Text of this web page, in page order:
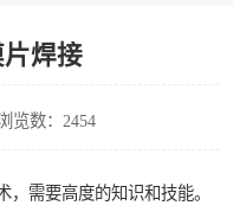
焊接
览数：2454
需要高度的知识和技能。